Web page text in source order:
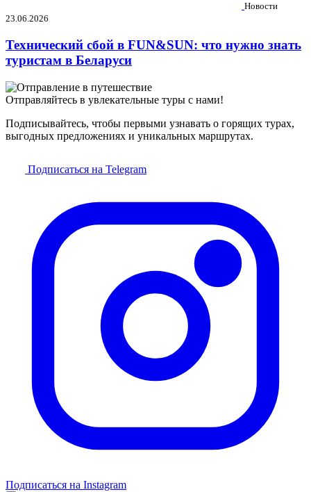
Новости
23.06.2026
Технический сбой в FUN&SUN: что нужно знать
туристам в Беларуси
Отправляйтесь в увлекательные туры с нами!
Подписывайтесь, чтобы первыми узнавать о горящих турах,
выгодных предложениях и уникальных маршрутах.
Подписаться на Telegram
Подписаться на Instagram